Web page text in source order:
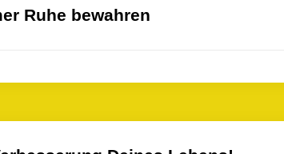
Ruhe bewahren